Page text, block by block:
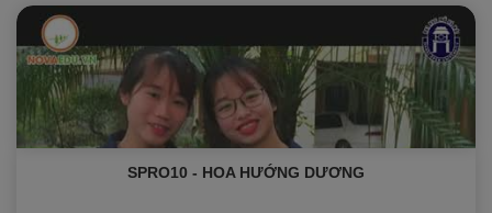
SPRO10 - HOA HƯỚNG DƯƠNG